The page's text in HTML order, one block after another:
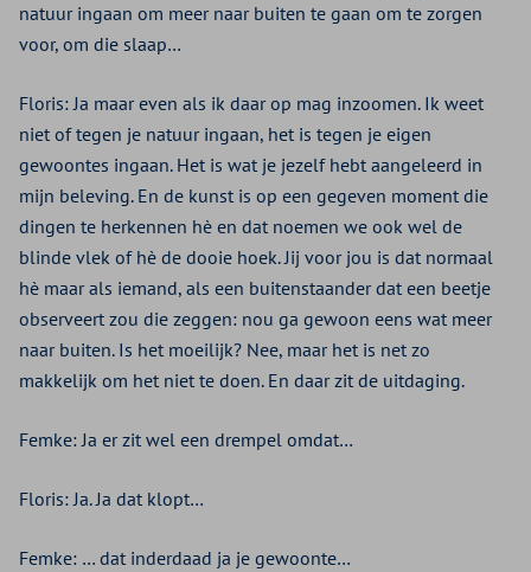
natuur ingaan om meer naar buiten te gaan om te zorgen
voor, om die slaap…
Floris: Ja maar even als ik daar op mag inzoomen. Ik weet
niet of tegen je natuur ingaan, het is tegen je eigen
gewoontes ingaan. Het is wat je jezelf hebt aangeleerd in
mijn beleving. En de kunst is op een gegeven moment die
dingen te herkennen hè en dat noemen we ook wel de
blinde vlek of hè de dooie hoek. Jij voor jou is dat normaal
hè maar als iemand, als een buitenstaander dat een beetje
observeert zou die zeggen: nou ga gewoon eens wat meer
naar buiten. Is het moeilijk? Nee, maar het is net zo
makkelijk om het niet te doen. En daar zit de uitdaging.
Femke: Ja er zit wel een drempel omdat…
Floris: Ja. Ja dat klopt…
Femke: … dat inderdaad ja je gewoonte…